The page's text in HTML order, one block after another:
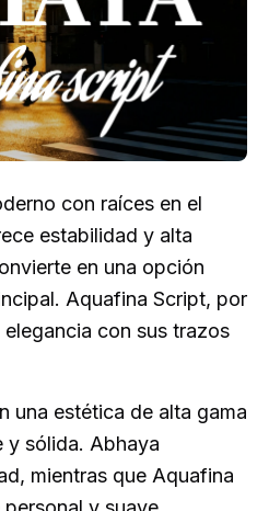
con raíces en el
estabilidad y alta
en una opción
Aquafina Script, por
con sus trazos
una estética de alta gama
y sólida. Abhaya
mientras que Aquafina